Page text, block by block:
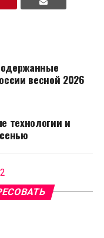
весной 2026
технологии и